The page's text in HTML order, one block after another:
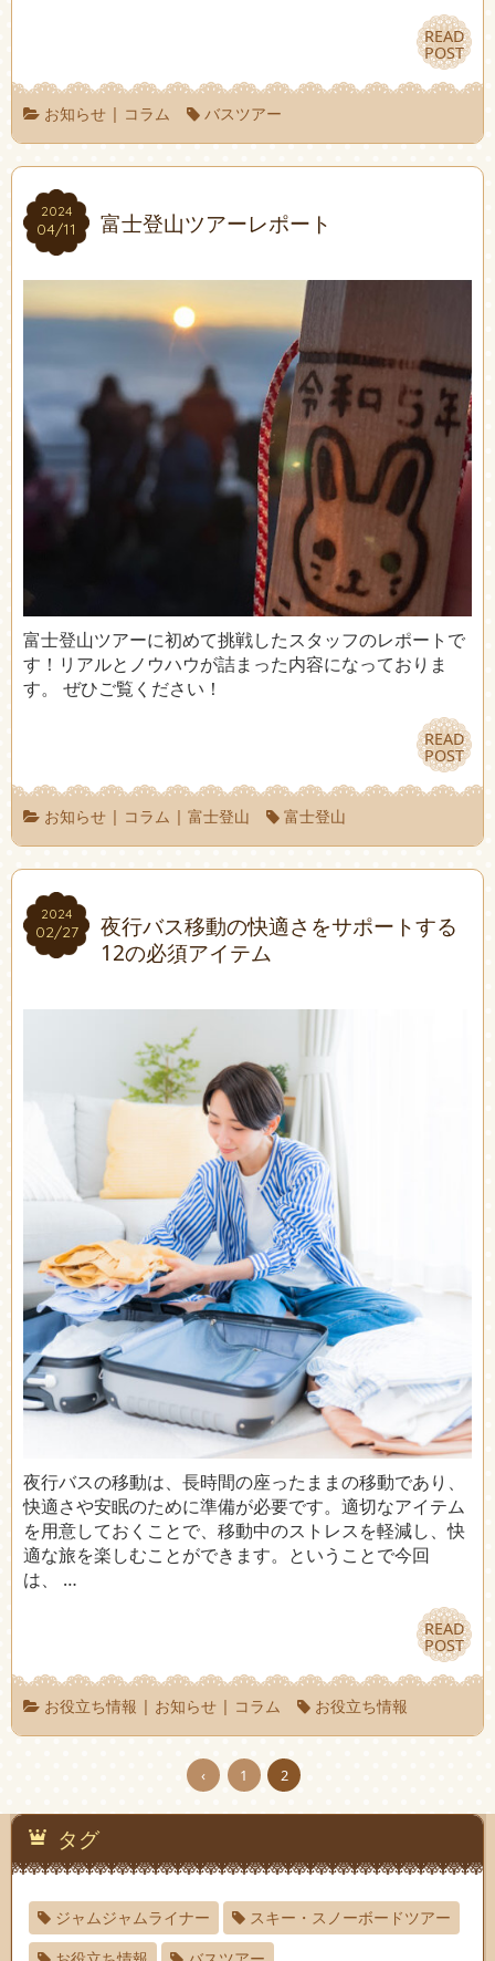
READ
POST
READ
POST
お知らせ | コラム バスツアー
2024
04/11
2024
04/11 富士登山ツアーレポート
富士登山ツアーに初めて挑戦したスタッフのレポートで
す！リアルとノウハウが詰まった内容になっておりま
す。 ぜひご覧ください！
READ
POST
READ
POST
お知らせ | コラム |富士登山 富士登山
2024
02/27
2024
02/27
夜行バス移動の快適さをサポートする
12の必須アイテム
夜行バスの移動は、長時間の座ったままの移動であり、
快適さや安眠のために準備が必要です。適切なアイテム
を用意しておくことで、移動中のストレスを軽減し、快
適な旅を楽しむことができます。ということで今回
は、 …
READ
POST
READ
POST
お役立ち情報 | お知らせ | コラム お役立ち情報
‹ 1 2
タグ
ジャムジャムライナー
スキー・スノーボードツアー